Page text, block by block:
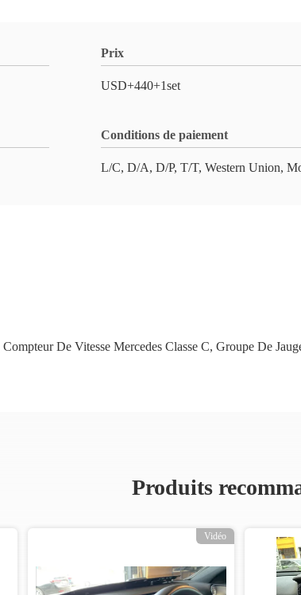
Prix
USD+440+1set
Conditions de paiement
L/C, D/A, D/P, T/T, Western Union,
Compteur De Vitesse Mercedes Classe C, Groupe De
Produits
Vidéo